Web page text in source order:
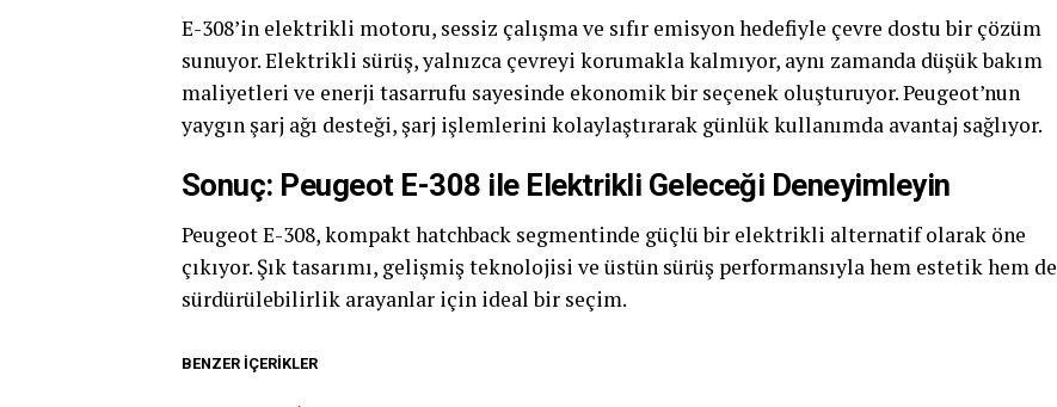
E-308’in elektrikli motoru, sessiz çalışma ve sıfır emisyon hedefiyle çevre dostu bir çözüm
sunuyor. Elektrikli sürüş, yalnızca çevreyi korumakla kalmıyor, aynı zamanda düşük bakım
maliyetleri ve enerji tasarrufu sayesinde ekonomik bir seçenek oluşturuyor. Peugeot’nun
yaygın şarj ağı desteği, şarj işlemlerini kolaylaştırarak günlük kullanımda avantaj sağlıyor.
Sonuç: Peugeot E-308 ile Elektrikli Geleceği Deneyimleyin
Peugeot E-308, kompakt hatchback segmentinde güçlü bir elektrikli alternatif olarak öne
çıkıyor. Şık tasarımı, gelişmiş teknolojisi ve üstün sürüş performansıyla hem estetik hem de
sürdürülebilirlik arayanlar için ideal bir seçim.
BENZER İÇERIKLER